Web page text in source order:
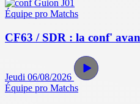
Équipe pro Matchs
CF63 / SDR : la conf'
Jeudi 06/08/2026
Équipe pro Matchs